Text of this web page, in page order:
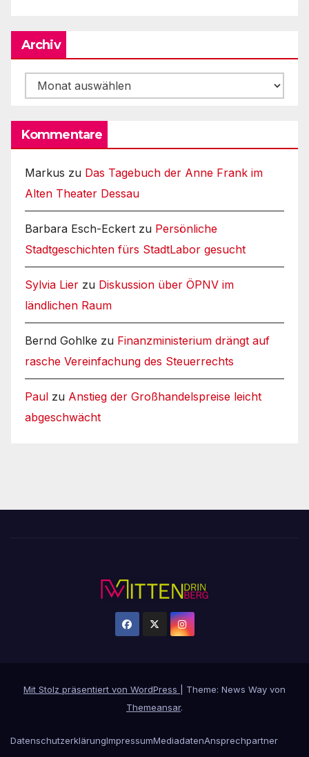
Archiv
Archiv
Kommentare
Markus zu Das Tagebuch der Anne Frank im
Alten Theater Dessau
Barbara Esch-Eckert zu Persönliche
Stadtgeschichten fürs StadtLabor gesucht
Sylvia Lier zu Diskussion über ÖPNV im
ländlichen Raum
Bernd Gohlke zu Finanzministerium drängt auf
rasche Vereinfachung des Steuerrechts
Paul zu Anstieg der Großhandelspreise leicht
abgeschwächt
Mit Stolz präsentiert von WordPress
Theme: News Way von
Themeansar.
DatenschutzerklärungImpressumMediadatenAnsprechpartner